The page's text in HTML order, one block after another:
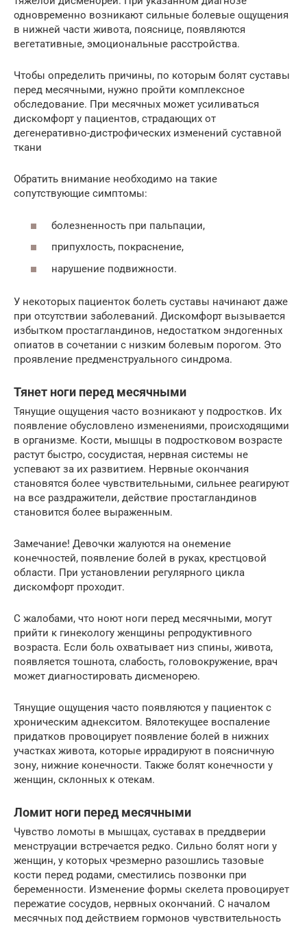
одновременно возникают сильные болевые ощущения
в нижней части живота, пояснице, появляются
вегетативные, эмоциональные расстройства.
Чтобы определить причины, по которым болят суставы
перед месячными, нужно пройти комплексное
обследование. При месячных может усиливаться
дискомфорт у пациентов, страдающих от
дегенеративно-дистрофических изменений суставной
ткани
Обратить внимание необходимо на такие
сопутствующие симптомы:
болезненность при пальпации,
припухлость, покраснение,
нарушение подвижности.
У некоторых пациенток болеть суставы начинают даже
при отсутствии заболеваний. Дискомфорт вызывается
избытком простагландинов, недостатком эндогенных
опиатов в сочетании с низким болевым порогом. Это
проявление предменструального синдрома.
Тянет ноги перед месячными
Тянущие ощущения часто возникают у подростков. Их
появление обусловлено изменениями, происходящими
в организме. Кости, мышцы в подростковом возрасте
растут быстро, сосудистая, нервная системы не
успевают за их развитием. Нервные окончания
становятся более чувствительными, сильнее реагируют
на все раздражители, действие простагландинов
становится более выраженным.
Замечание! Девочки жалуются на онемение
конечностей, появление болей в руках, крестцовой
области. При установлении регулярного цикла
дискомфорт проходит.
С жалобами, что ноют ноги перед месячными, могут
прийти к гинекологу женщины репродуктивного
возраста. Если боль охватывает низ спины, живота,
появляется тошнота, слабость, головокружение, врач
может диагностировать дисменорею.
Тянущие ощущения часто появляются у пациенток с
хроническим аднекситом. Вялотекущее воспаление
придатков провоцирует появление болей в нижних
участках живота, которые иррадируют в поясничную
зону, нижние конечности. Также болят конечности у
женщин, склонных к отекам.
Ломит ноги перед месячными
Чувство ломоты в мышцах, суставах в преддверии
менструации встречается редко. Сильно болят ноги у
женщин, у которых чрезмерно разошлись тазовые
кости перед родами, сместились позвонки при
беременности. Изменение формы скелета провоцирует
пережатие сосудов, нервных окончаний. С началом
месячных под действием гормонов чувствительность